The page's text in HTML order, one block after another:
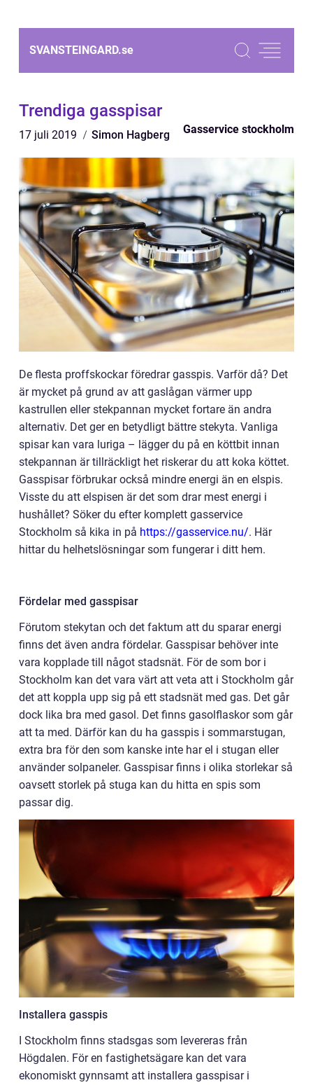
SVANSTEINGARD.se
Trendiga gasspisar
17 juli 2019 Simon Hagberg Gasservice stockholm
De flesta proffskockar föredrar gasspis. Varför då? Det
är mycket på grund av att gaslågan värmer upp
kastrullen eller stekpannan mycket fortare än andra
alternativ. Det ger en betydligt bättre stekyta. Vanliga
spisar kan vara luriga – lägger du på en köttbit innan
stekpannan är tillräckligt het riskerar du att koka köttet.
Gasspisar förbrukar också mindre energi än en elspis.
Visste du att elspisen är det som drar mest energi i
hushållet? Söker du efter komplett gasservice
Stockholm så kika in på https://gasservice.nu/. Här
hittar du helhetslösningar som fungerar i ditt hem.
Fördelar med gasspisar
Förutom stekytan och det faktum att du sparar energi
finns det även andra fördelar. Gasspisar behöver inte
vara kopplade till något stadsnät. För de som bor i
Stockholm kan det vara värt att veta att i Stockholm går
det att koppla upp sig på ett stadsnät med gas. Det går
dock lika bra med gasol. Det finns gasolflaskor som går
att ta med. Därför kan du ha gasspis i sommarstugan,
extra bra för den som kanske inte har el i stugan eller
använder solpaneler. Gasspisar finns i olika storlekar så
oavsett storlek på stuga kan du hitta en spis som
passar dig.
Installera gasspis
I Stockholm finns stadsgas som levereras från
Högdalen. För en fastighetsägare kan det vara
ekonomiskt gynnsamt att installera gasspisar i